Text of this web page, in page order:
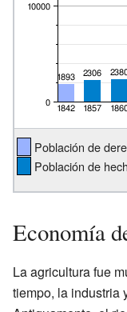
Población de
Población de
Economía
La agricultura fue
tiempo, la industria